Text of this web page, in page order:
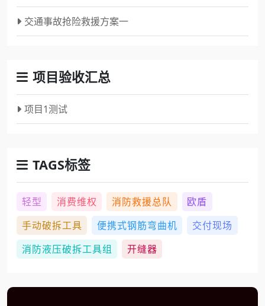
交通事故抢险救援方案一
项目验收汇总
项目1测试
TAGS标签
轻型 消费维权 消防救援总队
欧盾
手动破拆工具
便携式钢筋弯曲机
交付现场
消防液压破拆工具组
开缝器